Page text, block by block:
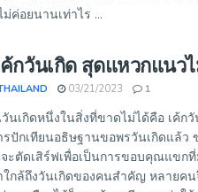
ค่อยนานเท่าไร ...
ค้กวันเกิด สุดแหวกแนว
03/21/2023 1
นเกิดหนึ่งในสิ่งที่ขาดไม่ได้คือ เค้ก
รปักเทียนอธิษฐานขอพรวันเกิดแล้ว
ะตัดเสิร์ฟเพื่อเป็นการขอบคุณแขก
ใกล้ถึงวันเกิดของคนสำคัญ หลายค